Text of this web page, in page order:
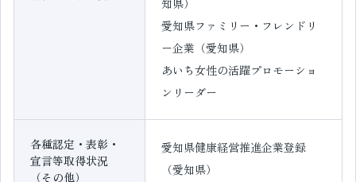
愛知県ファミリー・フレンドリ
ー企業（愛知県）
あいち女性の活躍プロモーショ
ンリーダー
各種認定・表彰・
宣言等取得状況
（その他）
愛知県健康経営推進企業登録
（愛知県）